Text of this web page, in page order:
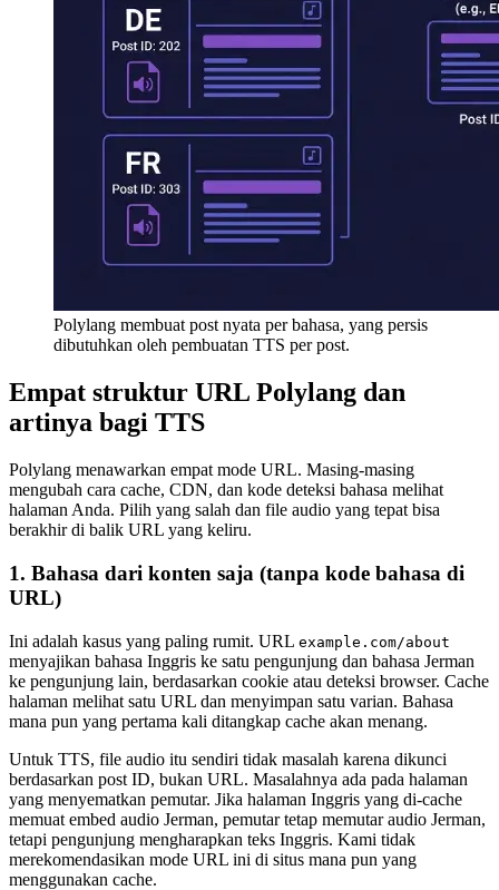
Polylang membuat post nyata per bahasa, yang persis
dibutuhkan oleh pembuatan TTS per post.
Empat struktur URL Polylang dan
artinya bagi TTS
Polylang menawarkan empat mode URL. Masing-masing
mengubah cara cache, CDN, dan kode deteksi bahasa melihat
halaman Anda. Pilih yang salah dan file audio yang tepat bisa
berakhir di balik URL yang keliru.
1. Bahasa dari konten saja (tanpa kode bahasa di
URL)
Ini adalah kasus yang paling rumit. URL example.com/about
menyajikan bahasa Inggris ke satu pengunjung dan bahasa Jerman
ke pengunjung lain, berdasarkan cookie atau deteksi browser. Cache
halaman melihat satu URL dan menyimpan satu varian. Bahasa
mana pun yang pertama kali ditangkap cache akan menang.
Untuk TTS, file audio itu sendiri tidak masalah karena dikunci
berdasarkan post ID, bukan URL. Masalahnya ada pada halaman
yang menyematkan pemutar. Jika halaman Inggris yang di-cache
memuat embed audio Jerman, pemutar tetap memutar audio Jerman,
tetapi pengunjung mengharapkan teks Inggris. Kami tidak
merekomendasikan mode URL ini di situs mana pun yang
menggunakan cache.